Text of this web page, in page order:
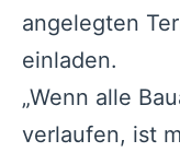
angelegten
einladen.
„Wenn alle
verlaufen, ist